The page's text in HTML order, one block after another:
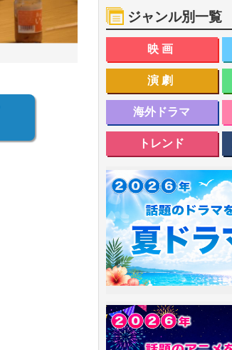
ジャンル別一覧
映画
演劇
海外ドラマ
トレンド